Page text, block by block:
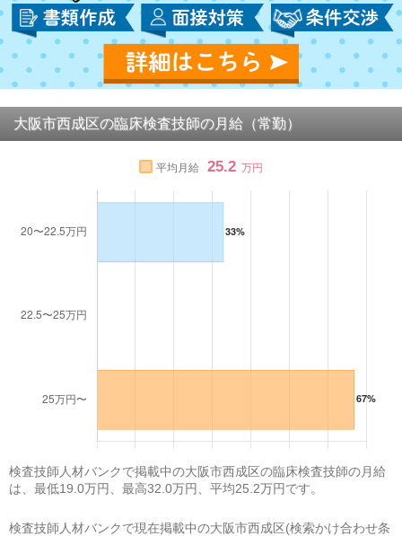
大阪市西成区の臨床検査技師の月給（常勤）
平均月給 25.2 万円
検査技師人材バンクで掲載中の大阪市西成区の臨床検査技師の月給
は、最低19.0万円、最高32.0万円、平均25.2万円です。
検査技師人材バンクで現在掲載中の大阪市西成区(検索かけ合わせ条